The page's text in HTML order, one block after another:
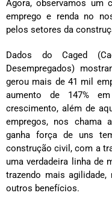
Agora, observamos um
emprego e renda no
pelos setores da
Dados do Caged
Desempregados)
gerou mais de 41 mil
aumento de 147%
crescimento, além de
empregos, nos chama
ganha força de uns
construção civil, com a
uma verdadeira linha de
trazendo mais
outros benefícios.